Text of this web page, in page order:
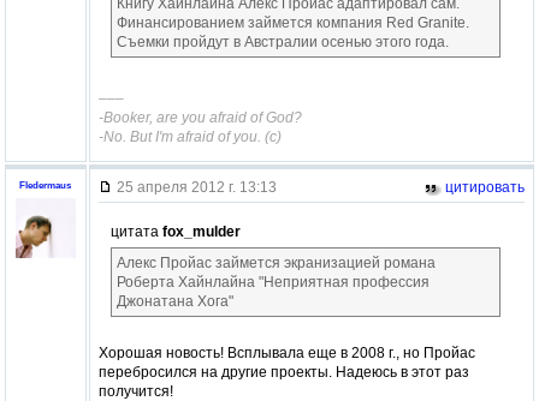
Книгу Хайнлайна Алекс Пройас адаптировал сам.
Финансированием займется компания Red Granite.
Съемки пройдут в Австралии осенью этого года.
–––
-Booker, are you afraid of God?
-No. But I'm afraid of you. (c)
Fledermaus 25 апреля 2012 г. 13:13 цитировать
цитата fox_mulder
Алекс Пройас займется экранизацией романа
Роберта Хайнлайна "Неприятная профессия
Джонатана Хога"
Хорошая новость! Всплывала еще в 2008 г., но Пройас
перебросился на другие проекты. Надеюсь в этот раз
получится!